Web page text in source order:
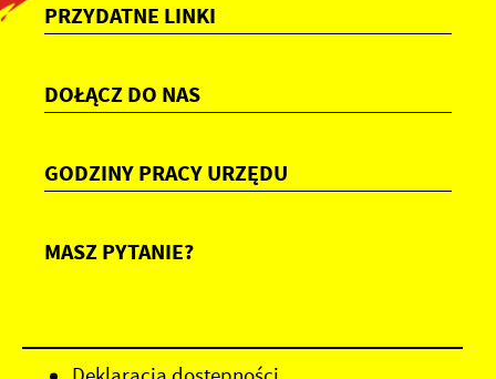
PRZYDATNE LINKI
DOŁĄCZ DO NAS
GODZINY PRACY URZĘDU
MASZ PYTANIE?